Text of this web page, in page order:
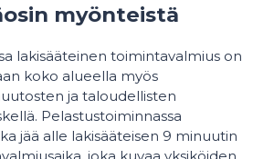
myönteistä
lakisääteinen toimintavalmius on
koko alueella myös
ja taloudellisten
Pelastustoiminnassa
jää alle lakisääteisen 9 minuutin